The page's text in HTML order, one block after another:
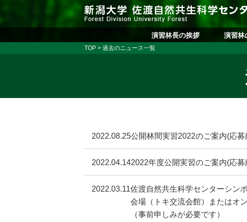
演習林長の挨拶 演習林
TOP > 過去のニュース一覧
2022.08.25公開林間実習2022のご案内(応募
2022.04.142022年度公開実習のご案内(応募
2022.03.11佐渡自然共生科学センターシン
会場（トキ交流会館）またはオ
（事前申しみが必要です）